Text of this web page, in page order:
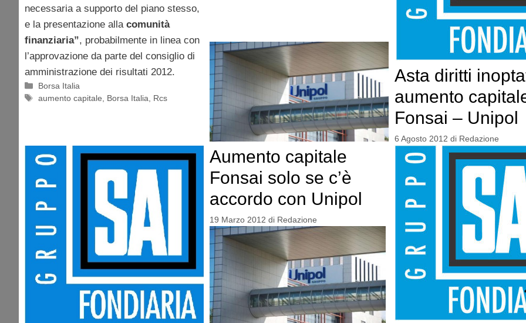
necessaria a supporto del piano stesso,
e la presentazione alla comunità
finanziaria”, probabilmente in linea con
l’approvazione da parte del consiglio di
amministrazione dei risultati 2012.
Categorie
Borsa Italia
Tag
aumento capitale Borsa Italia Rcs
Asta diritti
aumento
Fonsai – Unipol
6 Agosto 2012 di Redazione
Aumento capitale
Fonsai solo se c’è
accordo con Unipol
19 Marzo 2012 di Redazione